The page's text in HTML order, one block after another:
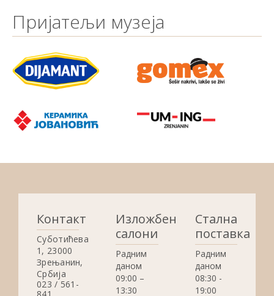
Пријатељи музеја
Контакт
Суботићева
1, 23000
Зрењанин,
Србија
023 / 561-
Изложбени
салони
Радним
даном
09:00 –
13:30
Стална
поставка
Радним
даном
08:30 -
19:00